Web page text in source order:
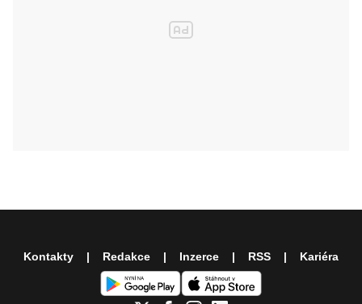
Kontakty Redakce Inzerce RSS Kariéra